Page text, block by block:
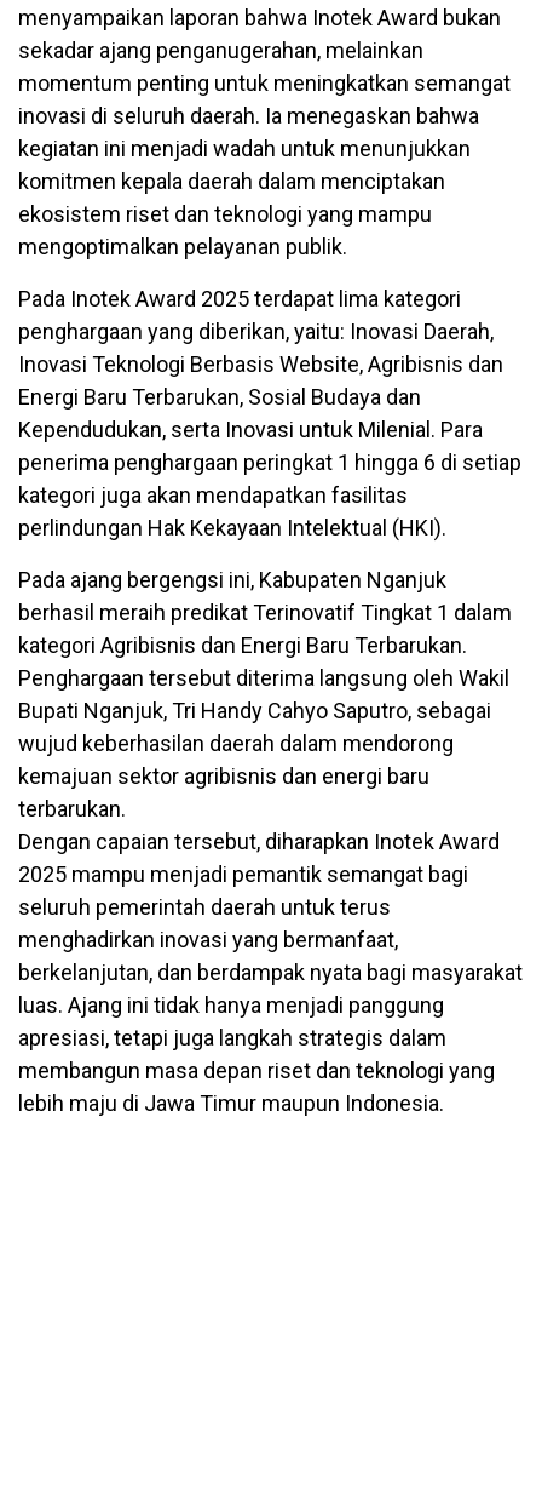
menyampaikan laporan bahwa Inotek Award bukan
sekadar ajang penganugerahan, melainkan
momentum penting untuk meningkatkan semangat
inovasi di seluruh daerah. Ia menegaskan bahwa
kegiatan ini menjadi wadah untuk menunjukkan
komitmen kepala daerah dalam menciptakan
ekosistem riset dan teknologi yang mampu
mengoptimalkan pelayanan publik.
Pada Inotek Award 2025 terdapat lima kategori
penghargaan yang diberikan, yaitu: Inovasi Daerah,
Inovasi Teknologi Berbasis Website, Agribisnis dan
Energi Baru Terbarukan, Sosial Budaya dan
Kependudukan, serta Inovasi untuk Milenial. Para
penerima penghargaan peringkat 1 hingga 6 di setiap
kategori juga akan mendapatkan fasilitas
perlindungan Hak Kekayaan Intelektual (HKI).
Pada ajang bergengsi ini, Kabupaten Nganjuk
berhasil meraih predikat Terinovatif Tingkat 1 dalam
kategori Agribisnis dan Energi Baru Terbarukan.
Penghargaan tersebut diterima langsung oleh Wakil
Bupati Nganjuk, Tri Handy Cahyo Saputro, sebagai
wujud keberhasilan daerah dalam mendorong
kemajuan sektor agribisnis dan energi baru
terbarukan.
Dengan capaian tersebut, diharapkan Inotek Award
2025 mampu menjadi pemantik semangat bagi
seluruh pemerintah daerah untuk terus
menghadirkan inovasi yang bermanfaat,
berkelanjutan, dan berdampak nyata bagi masyarakat
luas. Ajang ini tidak hanya menjadi panggung
apresiasi, tetapi juga langkah strategis dalam
membangun masa depan riset dan teknologi yang
lebih maju di Jawa Timur maupun Indonesia.